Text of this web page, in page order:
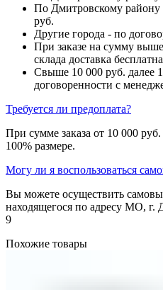
По Дмитровскому району
руб.
Другие города - по
При заказе на сумму
склада доставка
Свыше 10 000 руб. далее
договоренности с
Требуется ли предоплата?
При сумме заказа от 10 000
100% размере.
Могу ли я воспользоваться
Вы можете осуществить
находящегося по адресу МО, г.
9
Похожие товары